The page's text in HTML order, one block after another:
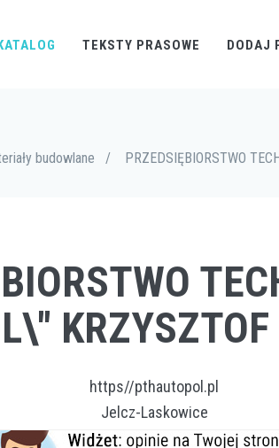
TEKSTY PRASOWE DODAJ
budowlane / PRZEDSIĘBIORSTWO
KRZYSZTOF
https//pthautopol.pl
Jelcz-Laskowice